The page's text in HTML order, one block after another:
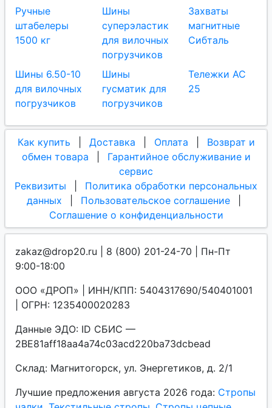
Ручные
штабелеры
1500 кг
Шины
суперэластик
для вилочных
погрузчиков
Захваты
магнитные
Сибталь
Шины 6.50-10
для вилочных
погрузчиков
Шины
гусматик для
погрузчиков
Тележки AC
25
Как купить Доставка Оплата
Возврат и
обмен товара
Гарантийное обслуживание и
сервис
Реквизиты
Политика обработки персональных
данных
Пользовательское соглашение
Соглашение о конфиденциальности
zakaz@drop20.ru | 8 (800) 201-24-70 | Пн-Пт
9:00-18:00
ООО «ДРОП» | ИНН/КПП: 5404317690/540401001
| ОГРН: 1235400020283
Данные ЭДО: ID СБИС —
2BE81aff18aa4a74c03acd220ba73dcbead
Склад: Магнитогорск, ул. Энергетиков, д. 2/1
Лучшие предложения августа 2026 года: Стропы